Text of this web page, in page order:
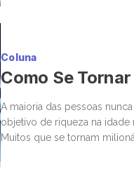
Coluna
Como Se
A maioria das pessoas
objetivo de riqueza na
Muitos que se tornam